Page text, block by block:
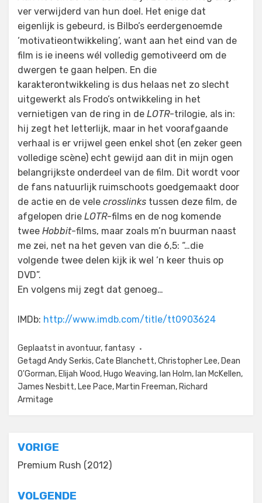
ver verwijderd van hun doel. Het enige dat
eigenlijk is gebeurd, is Bilbo’s eerdergenoemde
‘motivatieontwikkeling’, want aan het eind van de
film is ie ineens wél volledig gemotiveerd om de
dwergen te gaan helpen. En die
karakterontwikkeling is dus helaas net zo slecht
uitgewerkt als Frodo’s ontwikkeling in het
vernietigen van de ring in de LOTR-trilogie, als in:
hij zegt het letterlijk, maar in het voorafgaande
verhaal is er vrijwel geen enkel shot (en zeker geen
volledige scène) echt gewijd aan dit in mijn ogen
belangrijkste onderdeel van de film. Dit wordt voor
de fans natuurlijk ruimschoots goedgemaakt door
de actie en de vele crosslinks tussen deze film, de
afgelopen drie LOTR-films en de nog komende
twee Hobbit-films, maar zoals m’n buurman naast
me zei, net na het geven van die 6,5: “…die
volgende twee delen kijk ik wel ’n keer thuis op
DVD”.
En volgens mij zegt dat genoeg…
IMDb: http://www.imdb.com/title/tt0903624
Geplaatst in avontuur, fantasy
Getagd Andy Serkis,Cate Blanchett,Christopher Lee, Dean
O'Gorman, Elijah Wood, Hugo Weaving, Ian Holm, Ian McKellen,
James Nesbitt, Lee Pace, Martin Freeman, Richard
Armitage
Bericht
navigatie
VORIGE
Premium Rush (2012)
VOLGENDE